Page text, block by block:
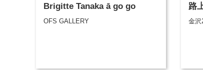
Brigitte Tanaka ā go go
OFS GALLERY
路
金沢